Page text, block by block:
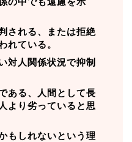
される、または拒絶
れている。
対人関係状況で抑制
ある、人間として長
より劣っていると思
もしれないという理